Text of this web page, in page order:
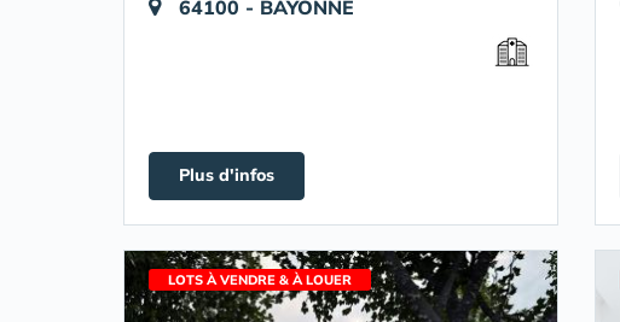
64100 - BAYONNE
Plus d'infos
LOTS À VENDRE & À LOUER